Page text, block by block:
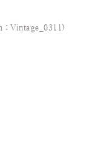
Vintage_0311)